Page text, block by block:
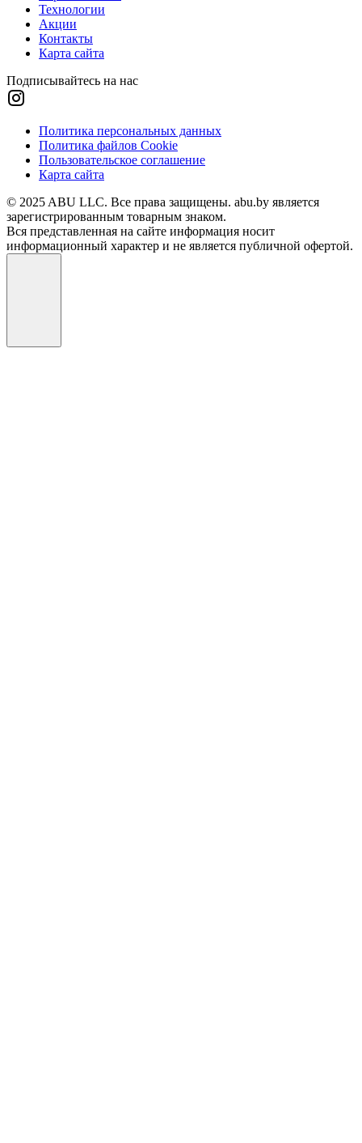
Технологии
Акции
Контакты
Карта сайта
Подписывайтесь на нас
Политика персональных данных
Политика файлов Cookie
Пользовательское соглашение
Карта сайта
© 2025 ABU LLC. Все права защищены. abu.by является
зарегистрированным товарным знаком.
Вся представленная на сайте информация носит
информационный характер и не является публичной офертой.